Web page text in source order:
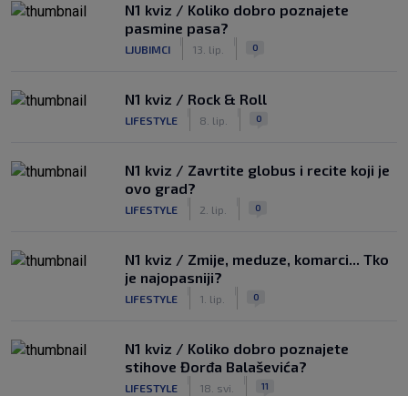
N1 kviz / Koliko dobro poznajete
pasmine pasa?
LJUBIMCI 13. lip. 0
N1 kviz / Rock & Roll
LIFESTYLE 8. lip. 0
N1 kviz / Zavrtite globus i recite koji je
ovo grad?
LIFESTYLE 2. lip. 0
N1 kviz / Zmije, meduze, komarci... Tko
je najopasniji?
LIFESTYLE 1. lip. 0
N1 kviz / Koliko dobro poznajete
stihove Đorđa Balaševića?
LIFESTYLE 18. svi. 11